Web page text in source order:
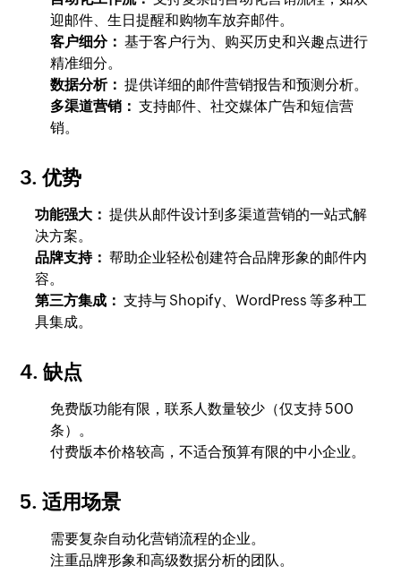
迎邮件、生日提醒和购物车放弃邮件。
客户细分： 基于客户行为、购买历史和兴趣点进行
精准细分。
数据分析： 提供详细的邮件营销报告和预测分析。
多渠道营销： 支持邮件、社交媒体广告和短信营
销。
3. 优势
功能强大： 提供从邮件设计到多渠道营销的一站式解
决方案。
品牌支持： 帮助企业轻松创建符合品牌形象的邮件内
容。
第三方集成： 支持与 Shopify、WordPress 等多种工
具集成。
4. 缺点
免费版功能有限，联系人数量较少（仅支持 500
条）。
付费版本价格较高，不适合预算有限的中小企业。
5. 适用场景
需要复杂自动化营销流程的企业。
注重品牌形象和高级数据分析的团队。